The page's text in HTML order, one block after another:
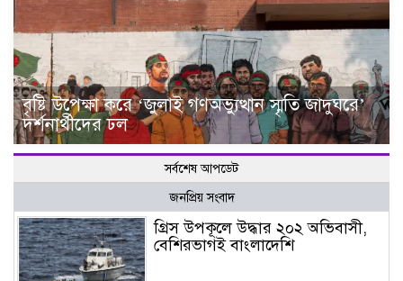
বৃষ্টি উপেক্ষা করে ‘জুলাই গণঅভ্যুত্থান স্মৃতি জাদুঘরে’
দর্শনার্থীদের ঢল
সর্বশেষ আপডেট
জনপ্রিয় সংবাদ
গ্রিস উপকূলে উদ্ধার ২০২ অভিবাসী,
বেশিরভাগই বাংলাদেশি